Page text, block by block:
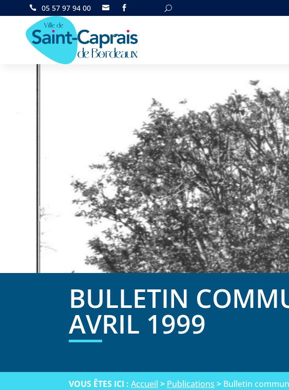
05 57 97 94 00  
BULLETIN
AVRIL 1999
VOUS ÊTES ICI :Accueil > Publications > Bulletin